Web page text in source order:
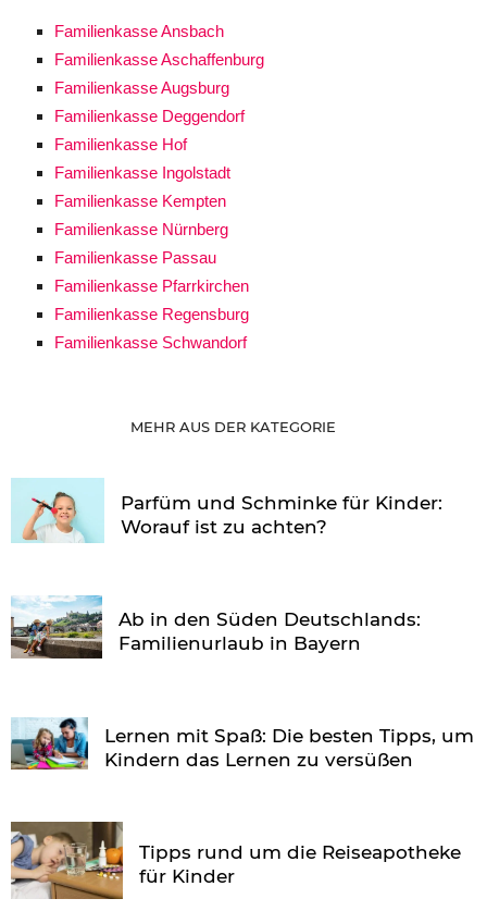
Familienkasse Ansbach
Familienkasse Aschaffenburg
Familienkasse Augsburg
Familienkasse Deggendorf
Familienkasse Hof
Familienkasse Ingolstadt
Familienkasse Kempten
Familienkasse Nürnberg
Familienkasse Passau
Familienkasse Pfarrkirchen
Familienkasse Regensburg
Familienkasse Schwandorf
MEHR AUS DER KATEGORIE
Parfüm und Schminke für Kinder:
Worauf ist zu achten?
Ab in den Süden Deutschlands:
Familienurlaub in Bayern
Lernen mit Spaß: Die besten Tipps, um
Kindern das Lernen zu versüßen
Tipps rund um die Reiseapotheke
für Kinder